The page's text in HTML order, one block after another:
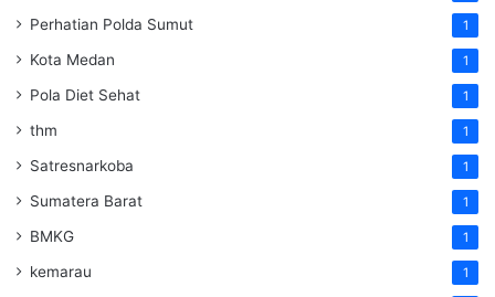
Perhatian Polda Sumut 1
Kota Medan 1
Pola Diet Sehat 1
thm 1
Satresnarkoba 1
Sumatera Barat 1
BMKG 1
kemarau 1